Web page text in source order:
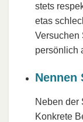
stets
etas
Versuchen
persönlich
Nennen
Neben der
Konkrete